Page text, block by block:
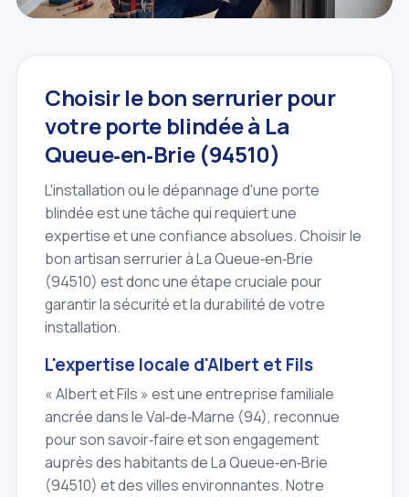
Choisir le bon serrurier pour
votre porte blindée à La
Queue‑en‑Brie (94510)
L'installation ou le dépannage d'une porte
blindée est une tâche qui requiert une
expertise et une confiance absolues. Choisir le
bon artisan serrurier à La Queue‑en‑Brie
(94510) est donc une étape cruciale pour
garantir la sécurité et la durabilité de votre
installation.
L'expertise locale d'Albert et Fils
« Albert et Fils » est une entreprise familiale
ancrée dans le Val‑de‑Marne (94), reconnue
pour son savoir‑faire et son engagement
auprès des habitants de La Queue‑en‑Brie
(94510) et des villes environnantes. Notre